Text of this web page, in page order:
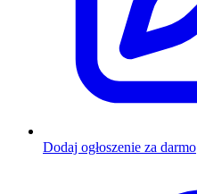
Dodaj ogłoszenie za darmo